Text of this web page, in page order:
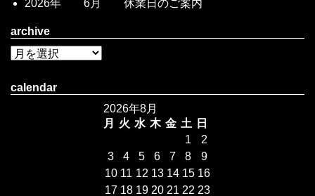
2026年 6月 休業日のご案内
archive
calendar
2026年8月
月
火 水 木 金 土
日
1
2
3
4 5 6 7 8
9
10 11 12 13 14 15 16
17 18 19 20 21 22 23